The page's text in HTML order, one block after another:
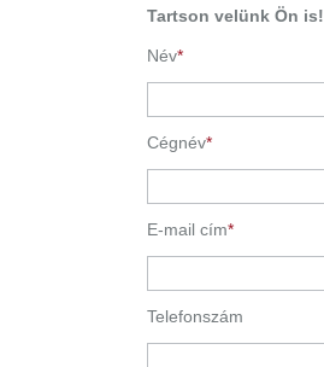
Tartson velünk Ön is!
Név*
Cégnév*
E-mail cím*
Telefonszám